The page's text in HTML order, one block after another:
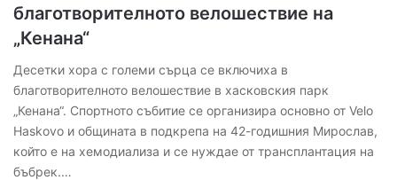
благотворителното велошествие на
„Кенана“
Десетки хора с големи сърца се включиха в
благотворителното велошествие в хасковския парк
„Кенана“. Спортното събитие се организира основно от Velo
Haskovo и общината в подкрепа на 42-годишния Мирослав,
който е на хемодиализа и се нуждае от трансплантация на
бъбрек.…